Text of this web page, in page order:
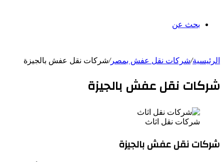
بحث عن
الرئيسية/شركات نقل عفش بمصر/شركات نقل عفش بالجيزة
شركات نقل عفش بالجيزة
شركات نقل اثاث
شركات نقل عفش بالجيزة